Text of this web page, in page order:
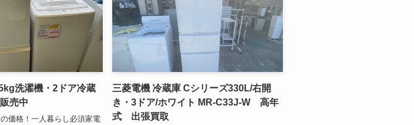
洗濯機・2ドア冷蔵
売中
の価格！一人暮らし必須家電
三菱電機 冷蔵庫 Cシリーズ330L/右開
き・3ドア/ホワイト MR-C33J-W 高年
式 出張買取